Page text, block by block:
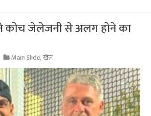
कोच जेलेजनी से अलग होने का
Main Slide,खेल